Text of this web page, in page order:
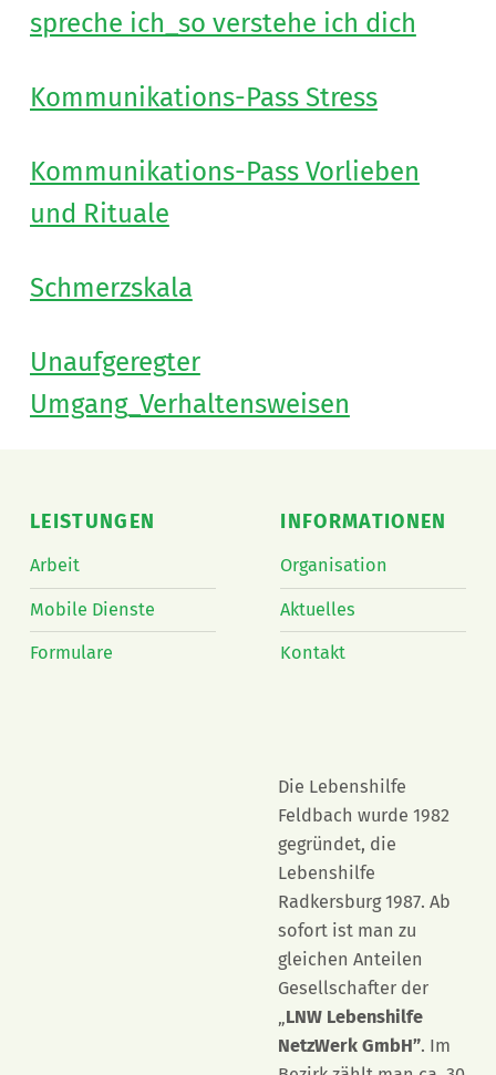
spreche ich_so verstehe ich dich
Kommunikations-Pass Stress
Kommunikations-Pass Vorlieben
und Rituale
Schmerzskala
Unaufgeregter
Umgang_Verhaltensweisen
LEISTUNGEN
Arbeit
Mobile Dienste
Formulare
INFORMATIONEN
Organisation
Aktuelles
Kontakt
Die Lebenshilfe
Feldbach wurde 1982
gegründet, die
Lebenshilfe
Radkersburg 1987. Ab
sofort ist man zu
gleichen Anteilen
Gesellschafter der
„LNW Lebenshilfe
NetzWerk GmbH”. Im